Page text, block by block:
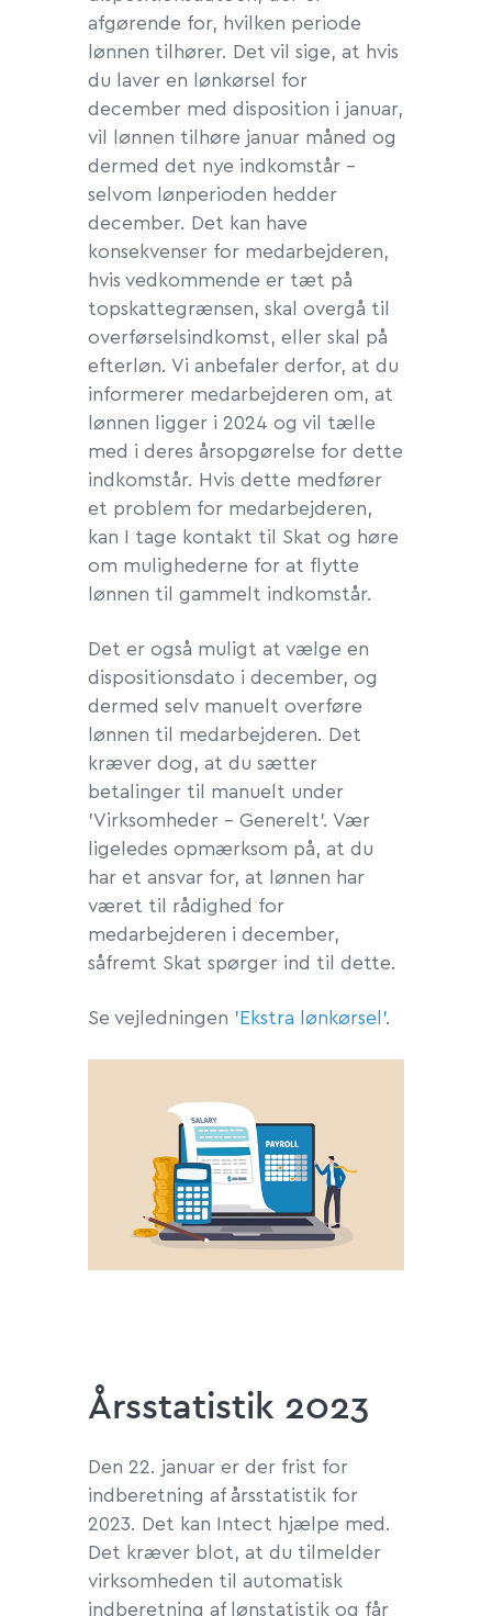
afgørende for, hvilken periode
lønnen tilhører. Det vil sige, at hvis
du laver en lønkørsel for
december med disposition i januar,
vil lønnen tilhøre januar måned og
dermed det nye indkomstår -
selvom lønperioden hedder
december. Det kan have
konsekvenser for medarbejderen,
hvis vedkommende er tæt på
topskattegrænsen, skal overgå til
overførselsindkomst, eller skal på
efterløn. Vi anbefaler derfor, at du
informerer medarbejderen om, at
lønnen ligger i 2024 og vil tælle
med i deres årsopgørelse for dette
indkomstår. Hvis dette medfører
et problem for medarbejderen,
kan I tage kontakt til Skat og høre
om mulighederne for at flytte
lønnen til gammelt indkomstår.
Det er også muligt at vælge en
dispositionsdato i december, og
dermed selv manuelt overføre
lønnen til medarbejderen. Det
kræver dog, at du sætter
betalinger til manuelt under
'Virksomheder - Generelt'. Vær
ligeledes opmærksom på, at du
har et ansvar for, at lønnen har
været til rådighed for
medarbejderen i december,
såfremt Skat spørger ind til dette.
Se vejledningen 'Ekstra lønkørsel'.
Årsstatistik 2023
Den 22. januar er der frist for
indberetning af årsstatistik for
2023. Det kan Intect hjælpe med.
Det kræver blot, at du tilmelder
virksomheden til automatisk
indberetning af lønstatistik og får